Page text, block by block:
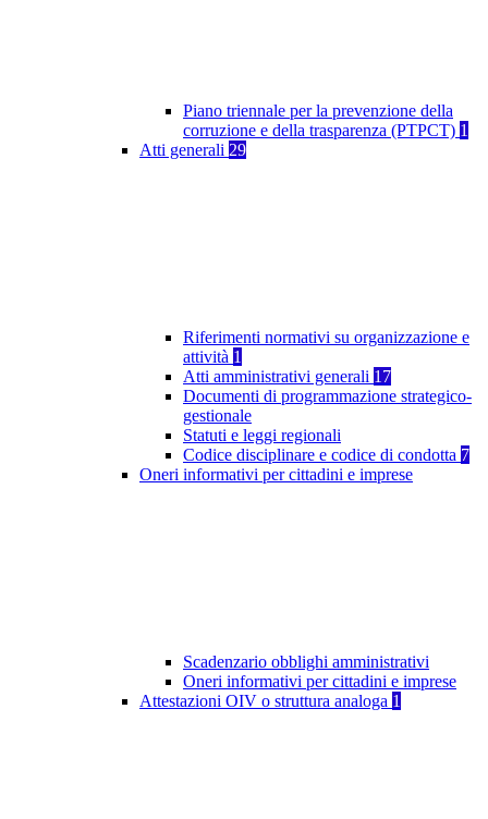
Piano triennale per la prevenzione della
corruzione e della trasparenza (PTPCT) 1
Atti generali 29
Riferimenti normativi su organizzazione e
attività 1
Atti amministrativi generali 17
Documenti di programmazione strategico-
gestionale
Statuti e leggi regionali
Codice disciplinare e codice di condotta 7
Oneri informativi per cittadini e imprese
Scadenzario obblighi amministrativi
Oneri informativi per cittadini e imprese
Attestazioni OIV o struttura analoga 1